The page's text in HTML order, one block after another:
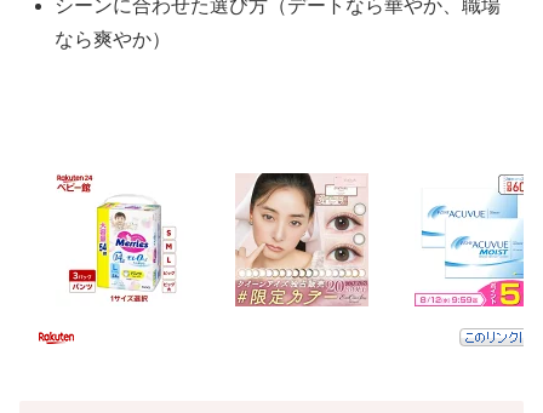
シーンに合わせた選び方（デートなら華やか、職場
なら爽やか）